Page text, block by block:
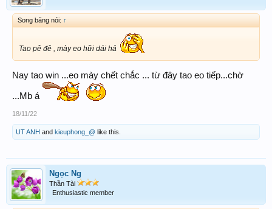
Song băng nói: ↑
Tao pê đê , mày eo hữi dái hả
Nay tao win ...eo mày chết chắc ... từ đây tao eo tiếp...chờ
...Mb á
18/11/22
UT ANH and kieuphong_@ like this.
Ngọc Ng
Thần Tài
Enthusiastic member